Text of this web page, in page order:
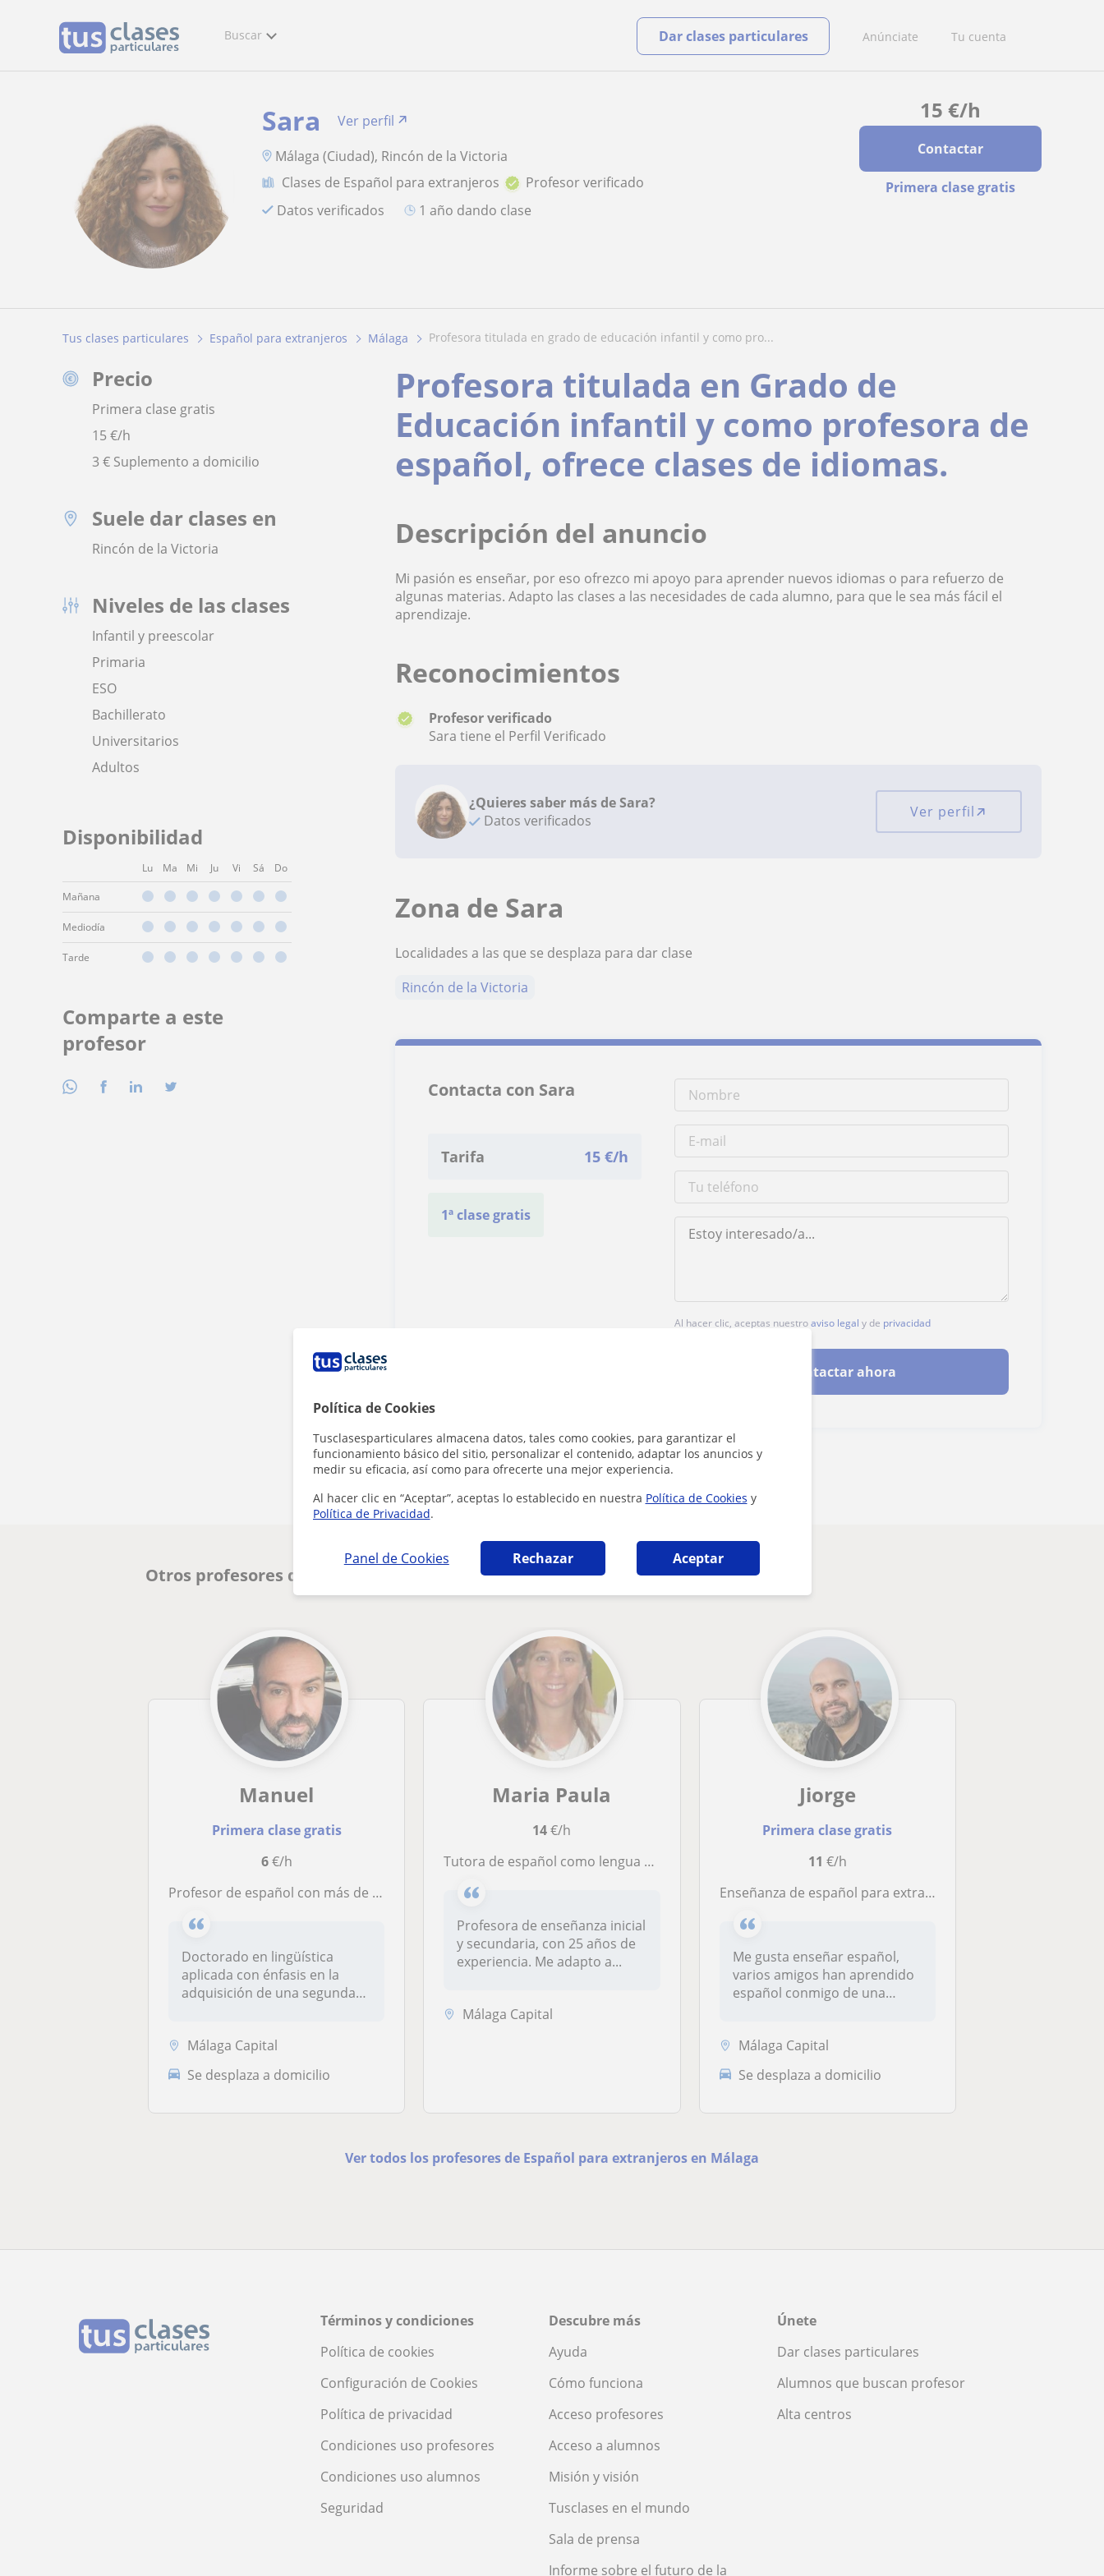
Política de Cookies
Tusclasesparticulares almacena datos, tales como cookies, para garantizar el
funcionamiento básico del sitio, personalizar el contenido, adaptar los anuncios y
medir su eficacia, así como para ofrecerte una mejor experiencia.
Al hacer clic en “Aceptar”, aceptas lo establecido en nuestra Política de Cookies y
Política de Privacidad.
Panel de Cookies Rechazar Aceptar
Buscar Anúnciate Tu cuenta
Dar clases particulares
15 €/h
Contactar
Primera clase gratis
Sara
Ver perfil
Málaga (Ciudad), Rincón de la Victoria
Clases de Español para extranjeros
Profesor verificado
Datos verificados
1 año dando clase
Tus clases particulares Español para extranjeros Málaga profesora titulada en grado de educación infantil y como pro...
Precio
Primera clase gratis
15€/h
3 € Suplemento a domicilio
Suele dar clases en
Rincón de la Victoria
Niveles de las clases
Infantil y preescolar
Primaria
ESO
Bachillerato
Universitarios
Adultos
Disponibilidad
Lu Ma Mi Ju Vi Sá Do
Mañana
Mediodía
Tarde
Comparte a este
profesor
Profesora titulada en Grado de
Educación infantil y como profesora de
español, ofrece clases de idiomas.
Descripción del anuncio
Mi pasión es enseñar, por eso ofrezco mi apoyo para aprender nuevos idiomas o para refuerzo de
algunas materias. Adapto las clases a las necesidades de cada alumno, para que le sea más fácil el
aprendizaje.
Reconocimientos
Profesor verificado
Sara tiene el Perfil Verificado
¿Quieres saber más de Sara?
Datos verificados
Ver perfil
Zona de Sara
Localidades a las que se desplaza para dar clase
Rincón de la Victoria
Contacta con Sara
Tarifa 15 €/h
1ª clase gratis
Al hacer clic, aceptas nuestroaviso legal y de privacidad
Contactar ahora
¿Hay algún error en este perfil?Cuéntanos
Otros profesores de Español para extranjeros en Málaga que pueden interesarte
Manuel
Primera clase gratis
6€/h
Profesor de español con más de 25 años de experiencia imparte clases a todos los niveles
Doctorado en lingüística
aplicada con énfasis en la
adquisición de una segunda
Málaga Capital
Se desplaza a domicilio
Maria Paula
14€/h
Tutora de español como lengua extranjera, para todas las edades
Profesora de enseñanza inicial
y secundaria, con 25 años de
experiencia. Me adapto a...
Málaga Capital
Jiorge
Primera clase gratis
11 €/h
Enseñanza de español para extranjeros
Me gusta enseñar español,
varios amigos han aprendido
español conmigo de una
Málaga Capital
Se desplaza a domicilio
Ver todos los profesores de Español para extranjeros en Málaga
Términos y condiciones
Política de cookies
Configuración de Cookies
Política de privacidad
Condiciones uso profesores
Condiciones uso alumnos
Seguridad
Descubre más
Ayuda
Cómo funciona
Acceso profesores
Acceso a alumnos
Misión y visión
Tusclases en el mundo
Sala de prensa
Informe sobre el futuro de la
Únete
Dar clases particulares
Alumnos que buscan profesor
Alta centros